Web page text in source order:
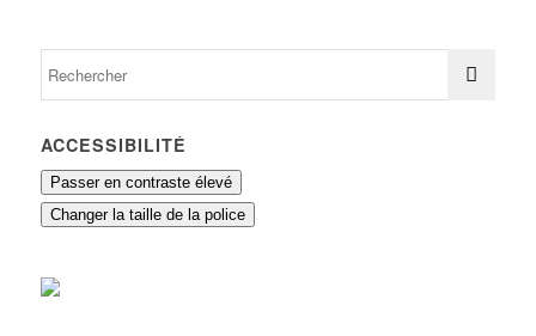
ACCESSIBILITÉ
Passer en contraste élevé
Changer la taille de la police